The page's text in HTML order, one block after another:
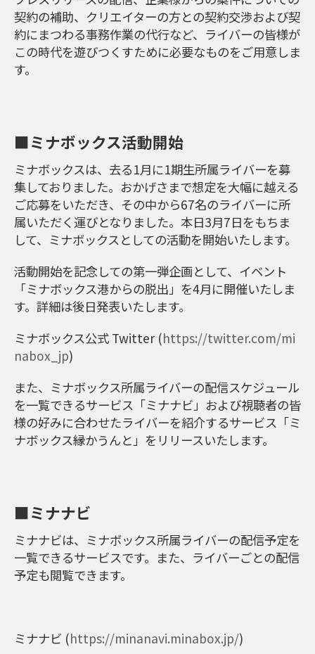
契約の補助、クリエイターの方との契約交渉および契
約にまつわる事務作業の代行など、ライバーの皆様が
この時代を遊びつくすために必要なものをご用意しま
す。
■ミナボックス活動開始
ミナボックスは、去る1月に1期生所属ライバーを募
集しておりました。おかげさまで想定を大幅に越える
ご応募をいただき、その中から67名のライバーに所
属いただく運びとなりました。本日3月7日をもちま
して、ミナボックスとしての活動を開始いたします。
活動開始を記念しての第一弾企画として、イベント
「ミナボックス港からの脱出」を4月に開催いたしま
す。詳細は後日発表いたします。
ミナボックス公式 Twitter (https://twitter.com/mi
nabox_jp)
また、ミナボックス所属ライバーの配信スケジュール
を一覧できるサービス「ミナナビ」および視聴者の皆
様の好みに合わせたライバーを紹介するサービス「ミ
ナボックス縁かうんと」をリリースいたします。
■ミナナビ
ミナナビは、ミナボックス所属ライバーの配信予定を
一覧できるサービスです。また、ライバーごとの配信
予定も閲覧できます。
ミナナビ (https://minanavi.minabox.jp/)